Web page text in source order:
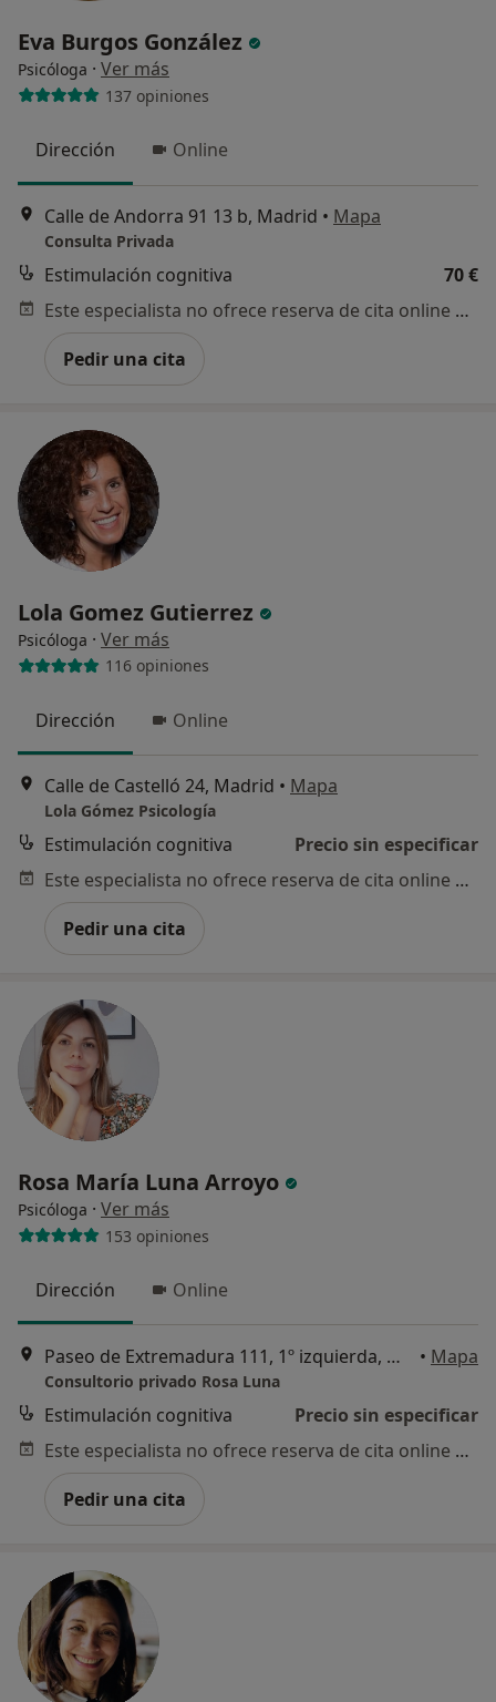
Eva Burgos González
Psicóloga · Ver más
137 opiniones
Dirección Online
Calle de Andorra 91 13 b, Madrid • Mapa
Consulta Privada
Estimulación cognitiva
70 €
Este especialista no ofrece reserva de cita online en esta dirección.
Pedir una cita
Lola Gomez Gutierrez
Psicóloga · Ver más
116 opiniones
Dirección Online
Calle de Castelló 24, Madrid • Mapa
Lola Gómez Psicología
Estimulación cognitiva
Precio sin especificar
Este especialista no ofrece reserva de cita online en esta dirección.
Pedir una cita
Rosa María Luna Arroyo
Psicóloga · Ver más
153 opiniones
Dirección Online
Paseo de Extremadura 111, 1º izquierda, Madrid • Mapa
Consultorio privado Rosa Luna
Estimulación cognitiva
Precio sin especificar
Este especialista no ofrece reserva de cita online en esta dirección.
Pedir una cita